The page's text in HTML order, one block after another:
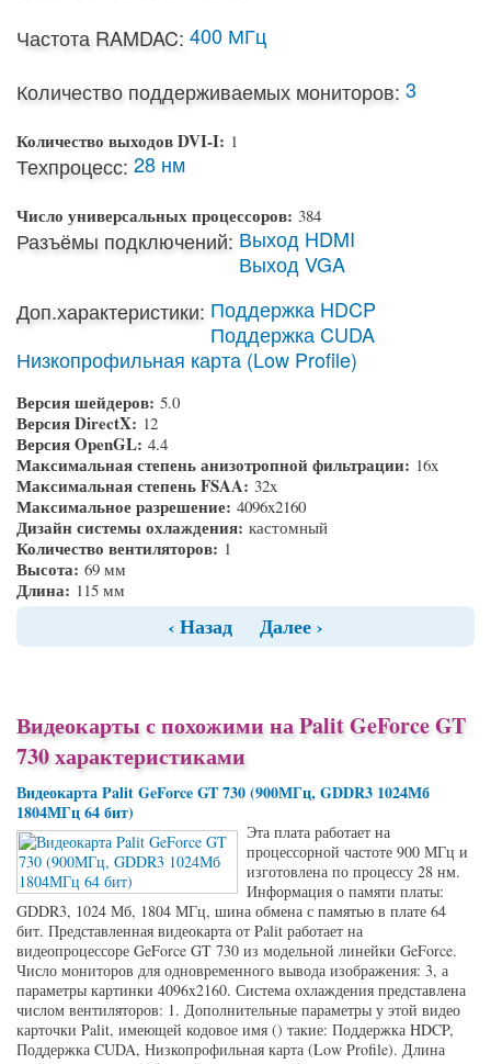
Частота RAMDAC: 400 МГц
Количество поддерживаемых мониторов: 3
Количество выходов DVI-I: 1
Техпроцесс: 28 нм
Число универсальных процессоров: 384
Разъёмы подключений: Выход HDMI
Выход VGA
Доп.характеристики: Поддержка HDCP
Поддержка CUDA
Низкопрофильная карта (Low Profile)
Версия шейдеров: 5.0
Версия DirectX: 12
Версия OpenGL: 4.4
Максимальная степень анизотропной фильтрации: 16x
Максимальная степень FSAA: 32x
Максимальное разрешение: 4096x2160
Дизайн системы охлаждения: кастомный
Количество вентиляторов: 1
Высота: 69 мм
Длина: 115 мм
‹ Назад Далее ›
Видеокарты с похожими на Palit GeForce GT
730 характеристиками
Видеокарта Palit GeForce GT 730 (900МГц, GDDR3 1024Мб
1804МГц 64 бит)
Эта плата работает на
процессорной частоте 900 МГц и
изготовлена по процессу 28 нм.
Информация о памяти платы:
GDDR3, 1024 Мб, 1804 МГц, шина обмена с памятью в плате 64
бит. Представленная видеокарта от Palit работает на
видеопроцессоре GeForce GT 730 из модельной линейки GeForce.
Число мониторов для одновременного вывода изображения: 3, а
параметры картинки 4096x2160. Система охлаждения представлена
числом вентиляторов: 1. Дополнительные параметры у этой видео
карточки Palit, имеющей кодовое имя () такие: Поддержка HDCP,
Поддержка CUDA, Низкопрофильная карта (Low Profile). Длина